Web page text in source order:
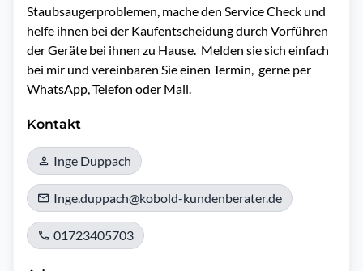
Staubsaugerproblemen, mache den Service Check und
helfe ihnen bei der Kaufentscheidung durch Vorführen
der Geräte bei ihnen zu Hause.  Melden sie sich einfach
bei mir und vereinbaren Sie einen Termin,  gerne per
WhatsApp, Telefon oder Mail.
Kontakt
Inge Duppach
Inge.duppach@kobold-kundenberater.de
01723405703